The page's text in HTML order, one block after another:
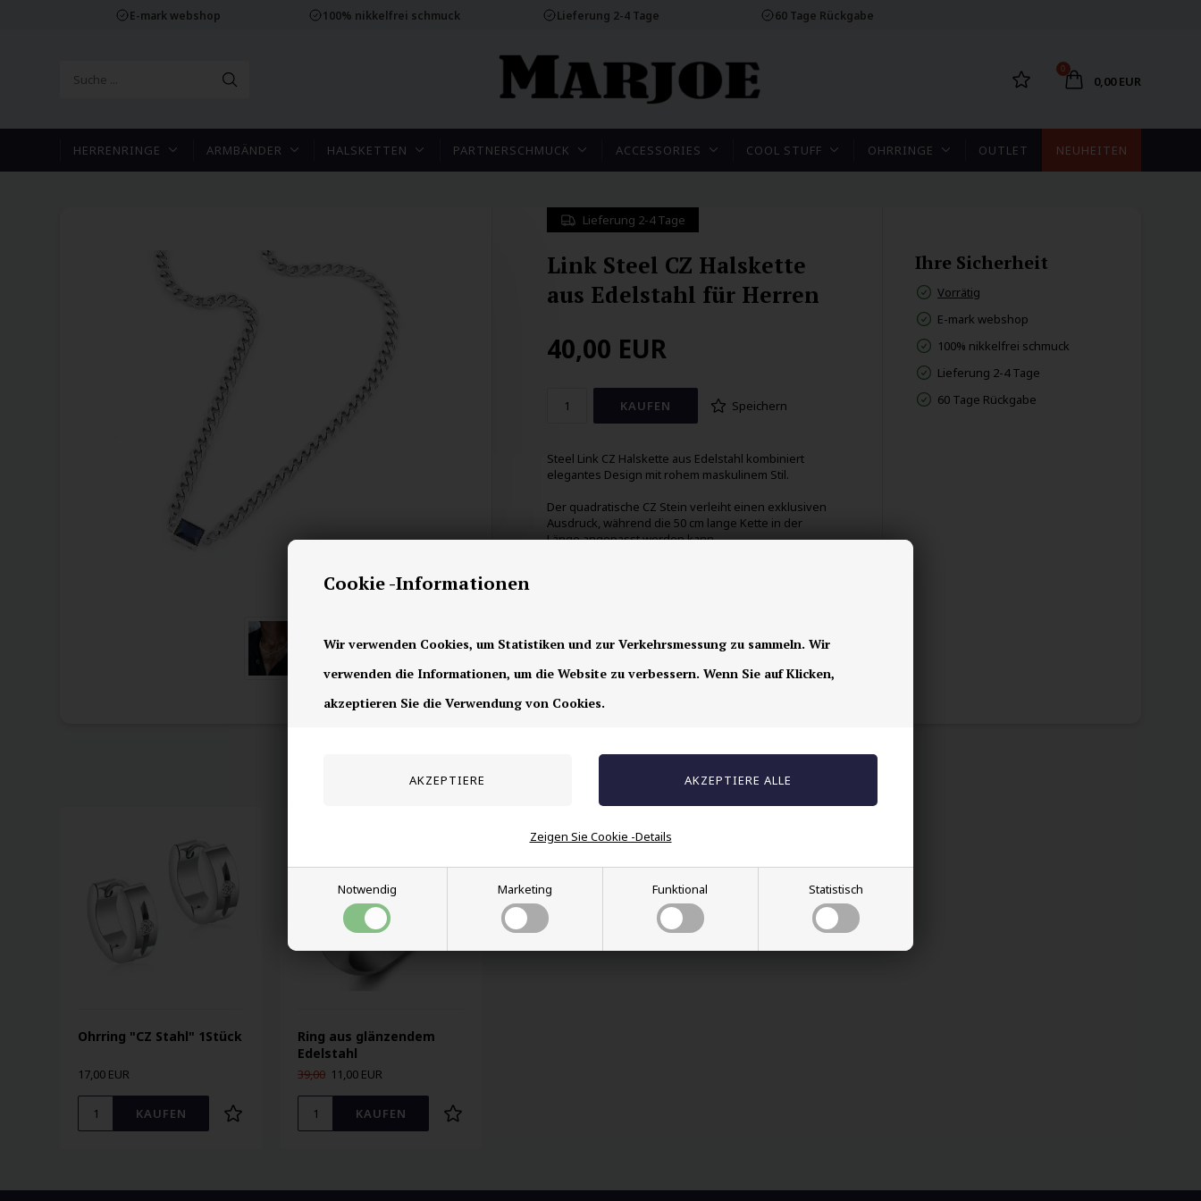
Cookie -Informationen
Wir verwenden Cookies, um Statistiken und zur Verkehrsmessung zu sammeln. Wir
verwenden die Informationen, um die Website zu verbessern. Wenn Sie auf Klicken,
akzeptieren Sie die Verwendung von Cookies.
Notwendig Marketing Funktional Statistisch
Zeigen Sie Cookie -Details
E-mark webshop 100% nikkelfrei schmuck Lieferung 2-4 Tage 60 Tage Rückgabe
0
0,00 EUR
HERRENRINGE ARMBÄNDER HALSKETTEN PARTNERSCHMUCK ACCESSORIES COOL STUFF OHRRINGE OUTLET NEUHEITEN
Lieferung 2-4 Tage
Link Steel CZ Halskette
aus Edelstahl für Herren
40,00 EUR
Speichern
Steel Link CZ Halskette aus Edelstahl kombiniert
elegantes Design mit rohem maskulinem Stil.
Der quadratische CZ Stein verleiht einen exklusiven
Ausdruck, während die 50 cm lange Kette in der
Länge angepasst werden kann.
Ihre Sicherheit
Vorrätig
E-mark webshop
100% nikkelfrei schmuck
Lieferung 2-4 Tage
60 Tage Rückgabe
Andere auch gekauft
Ohrring "CZ Stahl" 1Stück
17,00 EUR
Ring aus glänzendem
Edelstahl
39,00 11,00 EUR